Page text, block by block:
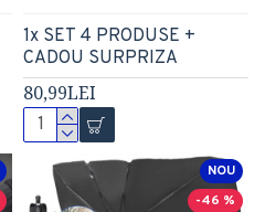
1x SET 4 PRODUSE +
CADOU SURPRIZA
80,99LEI
NOU
-46 %